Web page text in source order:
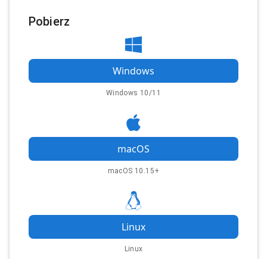
Pobierz
Windows
Windows 10/11
macOS
macOS 10.15+
Linux
Linux